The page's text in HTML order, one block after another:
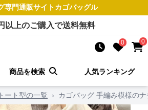
専門通販サイトカゴバッグル
以上のご購入で送料無料
0 0
商品を検索 人気ランキング
トート型の一覧 › カゴバッグ 手編み模様の